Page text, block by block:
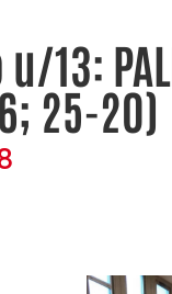
25-20)